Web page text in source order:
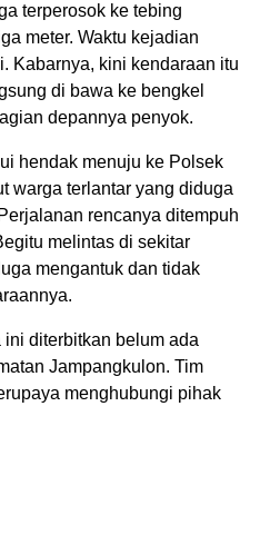
terperosok ke tebing
meter. Waktu kejadian
Kabarnya, kini kendaraan itu
di bawa ke bengkel
depannya penyok.
hendak menuju ke Polsek
warga terlantar yang diduga
rencanya ditempuh
melintas di sekitar
mengantuk dan tidak
diterbitkan belum ada
Jampangkulon. Tim
menghubungi pihak